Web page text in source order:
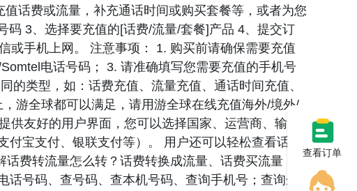
话费或流量，补充通话时间或购买套餐等，或者为您
码 3、选择要充值的[话费/流量/套餐]产品 4、提交订
或手机上网。 注意事项： 1. 购买前请确保需要充值
电话号码； 3. 请准确填写您需要充值的手机号
类型，如：话费充值、流量充值、通话时间充值、
游全球都可以满足，请用游全球在线充值海外/境外/
友好的用户界面，您可以选择国家、运营商、输入
宝支付、银联支付等）。 用户还可以轻松查看话费
费转流量怎么转？话费转换成流量、话费买流量，
号码、查号码、查本机号码、查询手机号；查询余
查看订单